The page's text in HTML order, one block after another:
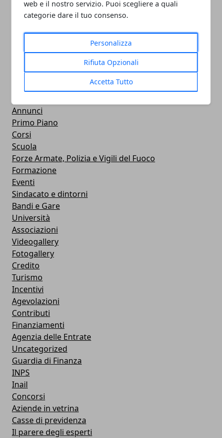
web e il nostro servizio. Puoi scegliere a quali
categorie dare il tuo consenso.
Personalizza
Rifiuta Opzionali
Accetta Tutto
Professionisti
Annunci
Primo Piano
Corsi
Scuola
Forze Armate, Polizia e Vigili del Fuoco
Formazione
Eventi
Sindacato e dintorni
Bandi e Gare
Università
Associazioni
Videogallery
Fotogallery
Credito
Turismo
Incentivi
Agevolazioni
Contributi
Finanziamenti
Agenzia delle Entrate
Uncategorized
Guardia di Finanza
INPS
Inail
Concorsi
Aziende in vetrina
Casse di previdenza
Il parere degli esperti